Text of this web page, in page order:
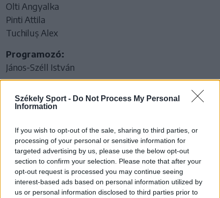
Székely Sport - Do Not Process My Personal
Information
If you wish to opt-out of the sale, sharing to third parties, or
processing of your personal or sensitive information for
targeted advertising by us, please use the below opt-out
section to confirm your selection. Please note that after your
opt-out request is processed you may continue seeing
interest-based ads based on personal information utilized by
us or personal information disclosed to third parties prior to
Olti Angyalka
Pinti Attila
Tuchiluș Alex
Programozó:
János-Széll István
Elekes Zsolt
Hirdetésszervezés:
Székelyhonreklámfelületeit a Príma Press Kft.
értékesíti.
E-mail: reklam@primapress.ro, tel.: 0726-720280.